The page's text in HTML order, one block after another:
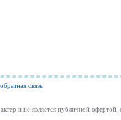
обратная связь
и не является публичной